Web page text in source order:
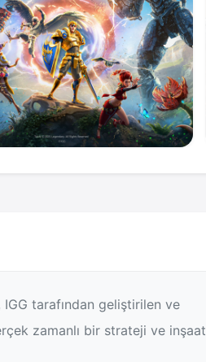
tarafından geliştirilen ve
zamanlı bir strateji ve inşaat